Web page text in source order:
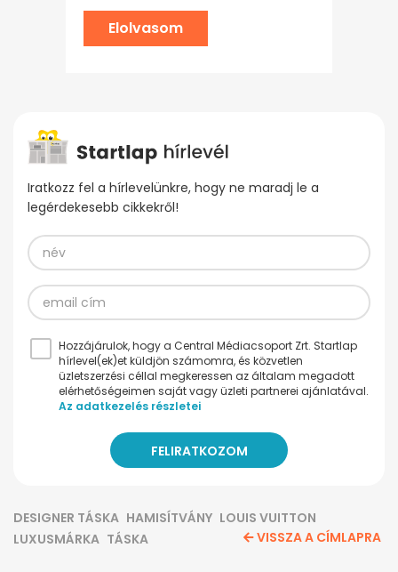
Elolvasom
Iratkozz fel a hírlevelünkre, hogy ne maradj le a
legérdekesebb cikkekről!
Hozzájárulok, hogy a Central Médiacsoport Zrt. Startlap
hírlevel(ek)et küldjön számomra, és közvetlen
üzletszerzési céllal megkeressen az általam megadott
elérhetőségeimen saját vagy üzleti partnerei ajánlatával.
Az adatkezelés részletei
DESIGNER TÁSKA HAMISÍTVÁNY LOUIS VUITTON
LUXUSMÁRKA TÁSKA VISSZA A CÍMLAPRA